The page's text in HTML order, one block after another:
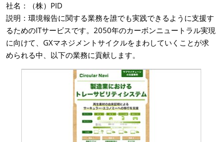
社名：（株）PID
説明：環境報告に関する業務を誰でも実践できるように支援す
るためのITサービスです。2050年のカーボンニュートラル実現
に向けて、GXマネジメントサイクルをまわしていくことが求
められる中、以下の業務に貢献します。